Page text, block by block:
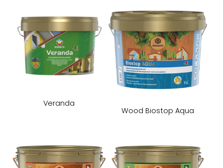
Veranda
Wood Biostop Aqua